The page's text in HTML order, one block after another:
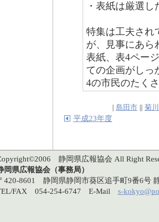
・表紙は厳選
特集は工夫され
が、見事にあら
表紙、表4ペー
ての企画がしっ
4の市民のたく
島田市|| 菊
平成23年度
静岡県広報協会 All Right
岡県広報協会（事務局）
420-8601 静岡県静岡市葵区追手町9番6号
FAX 054-254-6747 E-Mail s-